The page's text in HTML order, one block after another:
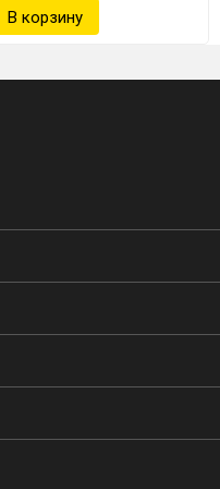
готов
по рецепту и закатайте
и ТВИСТ-офф, и
или водяной.
водяного — целиком.
автоклава.